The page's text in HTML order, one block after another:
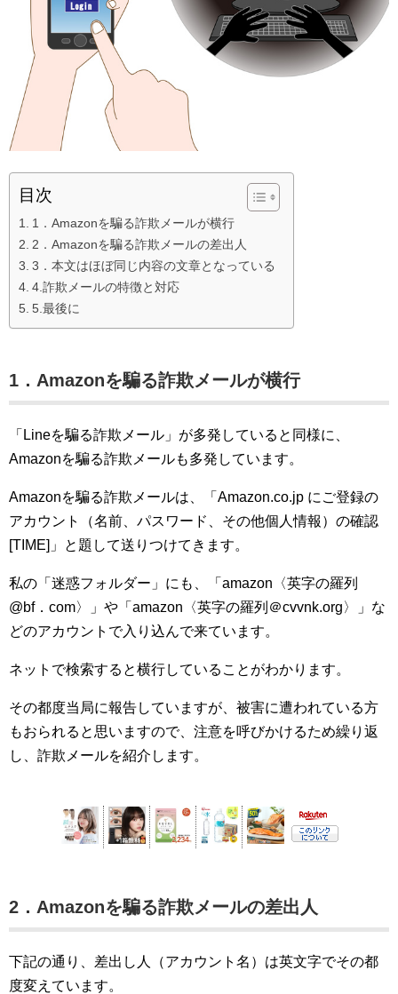
目次
1．Amazonを騙る詐欺メールが横行
2．Amazonを騙る詐欺メールの差出人
3．本文はほぼ同じ内容の文章となっている
4.詐欺メールの特徴と対応
5.最後に
1．Amazonを騙る詐欺メールが横行
「Lineを騙る詐欺メール」が多発していると同様に、
Amazonを騙る詐欺メールも多発しています。
Amazonを騙る詐欺メールは、「Amazon.co.jp にご登録の
アカウント（名前、パスワード、その他個人情報）の確認
[TIME]」と題して送りつけてきます。
私の「迷惑フォルダー」にも、「amazon〈英字の羅列
@bf．com〉」や「amazon〈英字の羅列＠cvvnk.org〉」な
どのアカウントで入り込んで来ています。
ネットで検索すると横行していることがわかります。
その都度当局に報告していますが、被害に遭われている方
もおられると思いますので、注意を呼びかけるため繰り返
し、詐欺メールを紹介します。
2．Amazonを騙る詐欺メールの差出人
下記の通り、差出し人（アカウント名）は英文字でその都
度変えています。